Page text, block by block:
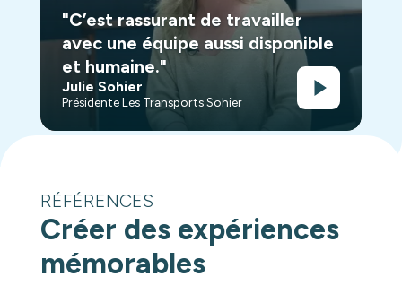
"C’est rassurant de travailler
avec une équipe aussi disponible
et humaine."
Julie Sohier
Présidente Les Transports Sohier
RÉFÉRENCES
Créer des expériences
mémorables